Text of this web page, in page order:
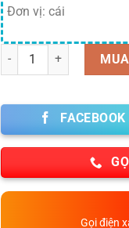
Đơn vị: cái
Số lượng
FACEBOOK
Gọi điện